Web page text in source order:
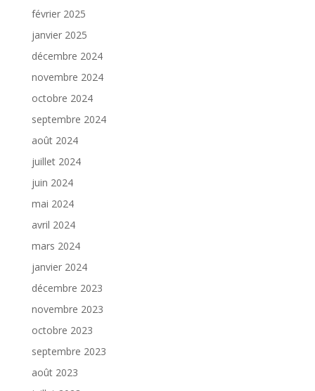
février 2025
janvier 2025
décembre 2024
novembre 2024
octobre 2024
septembre 2024
août 2024
juillet 2024
juin 2024
mai 2024
avril 2024
mars 2024
janvier 2024
décembre 2023
novembre 2023
octobre 2023
septembre 2023
août 2023